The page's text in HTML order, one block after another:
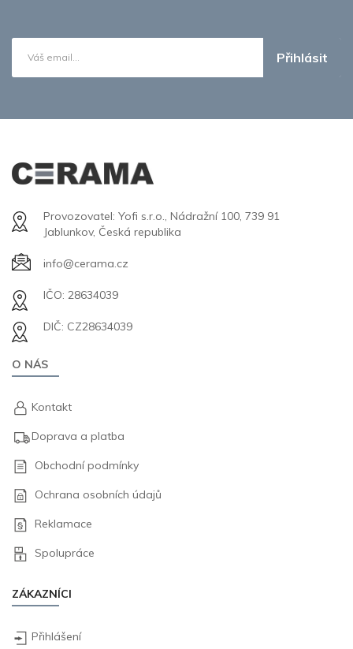
Přihlásit
Provozovatel: Yofi s.r.o., Nádražní 100, 739 91
Jablunkov, Česká republika
info@cerama.cz
IČO: 28634039
DIČ: CZ28634039
O NÁS
Kontakt
Doprava a platba
Obchodní podmínky
Ochrana osobních údajů
Reklamace
Spolupráce
ZÁKAZNÍCI
Přihlášení